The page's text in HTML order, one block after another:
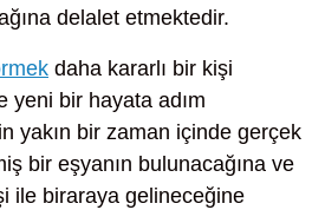
delalet etmektedir.
daha kararlı bir kişi
yeni bir hayata adım
yakın bir zaman içinde gerçek
bir eşyanın bulunacağına ve
ile biraraya gelineceğine